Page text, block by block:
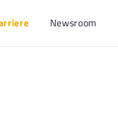
Newsroom